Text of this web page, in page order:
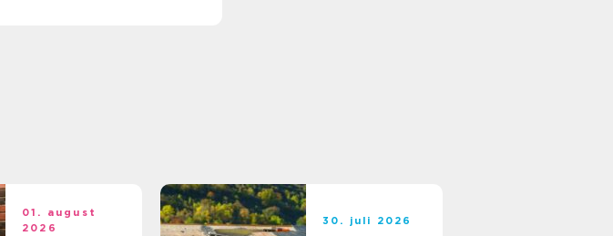
01. august
2026
30. juli 2026